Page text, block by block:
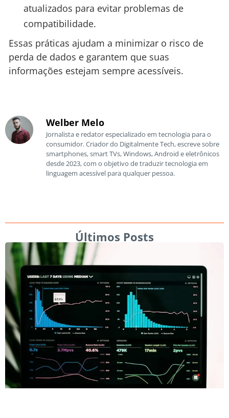
atualizados para evitar problemas de
compatibilidade.
Essas práticas ajudam a minimizar o risco de
perda de dados e garantem que suas
informações estejam sempre acessíveis.
Welber Melo
Jornalista e redator especializado em tecnologia para o
consumidor. Criador do Digitalmente Tech, escreve sobre
smartphones, smart TVs, Windows, Android e eletrônicos
desde 2023, com o objetivo de traduzir tecnologia em
linguagem acessível para qualquer pessoa.
Últimos Posts